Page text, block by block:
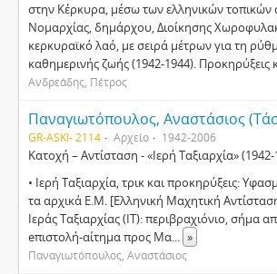
στην Κέρκυρα, μέσω των ελληνικών τοπικών
Νομαρχίας, δημάρχου, Διοίκησης
κερκυραϊκό λαό, με σειρά μέτρων για τη
καθημερινής ζωής (1942-1944). Προκηρύξεις
Ανδρεάδης, Πέτρος
Παναγιωτόπουλος, Αναστάσιος
GR-ASKI- 2114 Αρχείο 1942-2006
Κατοχή – Αντίσταση - «Ιερή Ταξιαρχία»
• Ιερή Ταξιαρχία, τρικ και προκηρύξεις:
τα αρχικά Ε.Μ. [Ελληνική Μαχητική
Ιεράς Ταξιαρχίας (ΙΤ): περιβραχιόνιο, σήμα
eπιστολή-αίτημα προς Μα... »
Παναγιωτόπουλος, Αναστάσιος